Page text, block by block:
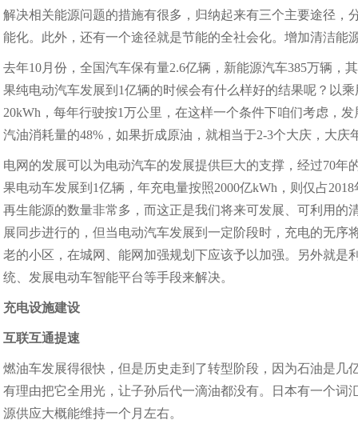
解决相关能源问题的措施有很多，归纳起来有三个主要途径
能化。此外，还有一个途径就是节能的全社会化。增加清洁
去年10月份，全国汽车保有量2.6亿辆，新能源汽车385万辆，
果纯电动汽车发展到1亿辆的时候会有什么样好的结果呢？以
20kWh，每年行驶按1万公里，在这样一个条件下咱们考虑，
汽油消耗量的48%，如果折成原油，就相当于2-3个大庆，大
电网的发展可以为电动汽车的发展提供巨大的支撑，经过70
果电动车发展到1亿辆，年充电量按照2000亿kWh，则仅占
再生能源的数量非常多，而这正是我们将来可发展、可利用
展同步进行的，但当电动汽车发展到一定阶段时，充电的无
老的小区，在城网、能网加强规划下应该予以加强。另外就
统、发展电动车智能平台等手段来解决。
充电设施建设
互联互通提速
燃油车发展得很快，但是历史走到了转型阶段，因为石油是
有理由把它全用光，让子孙后代一滴油都没有。日本有一个词
源供应大概能维持一个月左右。